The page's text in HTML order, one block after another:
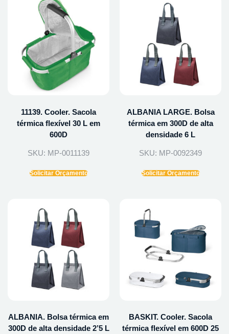
11139. Cooler. Sacola
térmica flexível 30 L em
600D
SKU: MP-0011139
Solicitar Orçamento
ALBANIA LARGE. Bolsa
térmica em 300D de alta
densidade 6 L
SKU: MP-0092349
Solicitar Orçamento
ALBANIA. Bolsa térmica em
300D de alta densidade 2’5 L
BASKIT. Cooler. Sacola
térmica flexível em 600D 25